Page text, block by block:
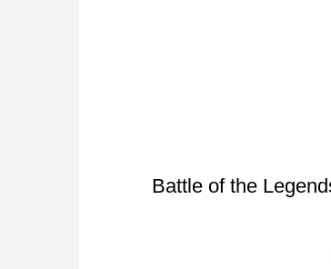
Battle of the